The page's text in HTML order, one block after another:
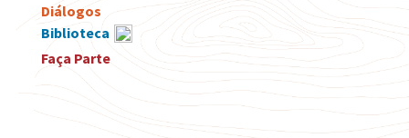
Diálogos
Biblioteca
Faça Parte